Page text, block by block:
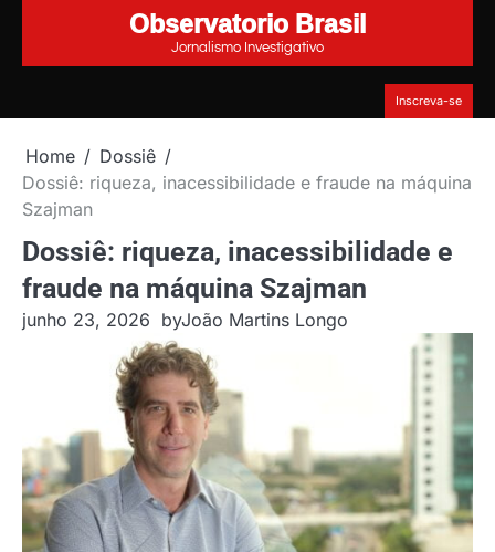
content
Observatorio Brasil
Jornalismo Investigativo
Inscreva-se
Home
Dossiê
Dossiê: riqueza, inacessibilidade e fraude na máquina
Szajman
Dossiê: riqueza, inacessibilidade e
fraude na máquina Szajman
junho 23, 2026 byJoão Martins Longo